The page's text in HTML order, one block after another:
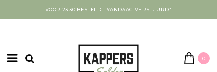
VOOR 23:30 BESTELD =VANDAAG VERSTUURD*
0